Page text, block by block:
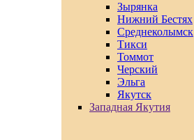
Зырянка
Нижний Бестях
Среднеколымск
Тикси
Томмот
Черский
Эльга
Якутск
Западная Якутия